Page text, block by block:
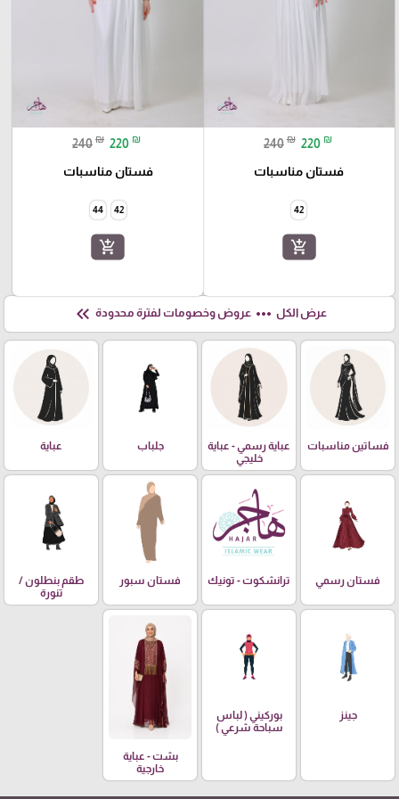
240 ₪ 220 ₪
فستان مناسبات
42
add_shopping_cart
240 ₪ 220 ₪
فستان مناسبات
42
44
add_shopping_cart
عرض الكل more_horiz عروض وخصومات لفترة محدودة keyboard_double_arrow_left
فساتين مناسبات
عباية رسمي - عباية
خليجي
جلباب عباية
فستان رسمي ترانشكوت - تونيك فستان سبور
طقم بنطلون /
تنورة
جينز
بوركيني ( لباس
سباحة شرعي )
بشت - عباية
خارجية